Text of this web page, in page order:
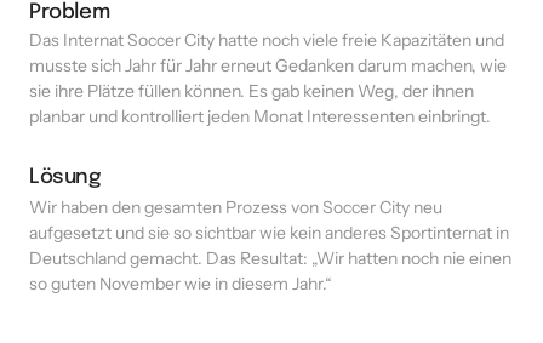
Problem
Das Internat Soccer City hatte noch viele freie Kapazitäten und
musste sich Jahr für Jahr erneut Gedanken darum machen, wie
sie ihre Plätze füllen können. Es gab keinen Weg, der ihnen
planbar und kontrolliert jeden Monat Interessenten einbringt.
Lösung
Wir haben den gesamten Prozess von Soccer City neu
aufgesetzt und sie so sichtbar wie kein anderes Sportinternat in
Deutschland gemacht. Das Resultat: „Wir hatten noch nie einen
so guten November wie in diesem Jahr.“